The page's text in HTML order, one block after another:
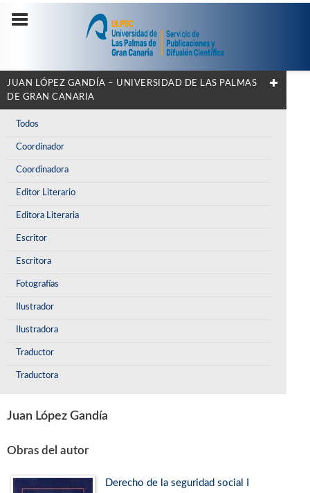
JUAN LÓPEZ GANDÍA – UNIVERSIDAD DE LAS PALMAS
DE GRAN CANARIA
Todos
Coordinador
Coordinadora
Editor Literario
Editora Literaria
Escritor
Escritora
Fotografías
Ilustrador
Ilustradora
Traductor
Traductora
Juan López Gandía
Obras del autor
Derecho de la seguridad social I